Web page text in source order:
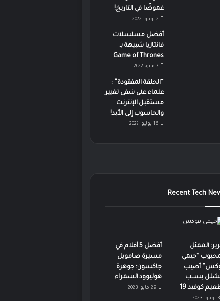
غموضًا في التاريخ!
2 يونيو، 2022
أفضل مسلسلات
فانتازيا شبيهة بـ
Game of Thrones
7 مايو، 2022
“الحلقة المفقودة” :
علماء على شفى تغيير
مستقبل الإنترنت
والحاسوب إلى الأبد!
16 يوليو، 2022
Recent Tech
الممثل
“جيمي
أصيب
بسبب
كوفيد 19
3 يونيو، 2023
أفضل 5 أفلام في
مسيرة صامويل
جاكسون؛ جوهرة
هوليوود السمراء
29 مايو، 2023